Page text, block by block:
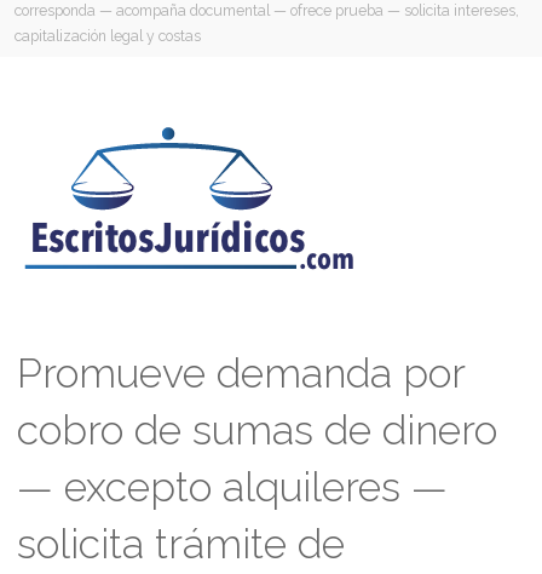
corresponda — acompaña documental — ofrece prueba — solicita intereses,
capitalización legal y costas
Promueve demanda por
cobro de sumas de dinero
— excepto alquileres —
solicita trámite de